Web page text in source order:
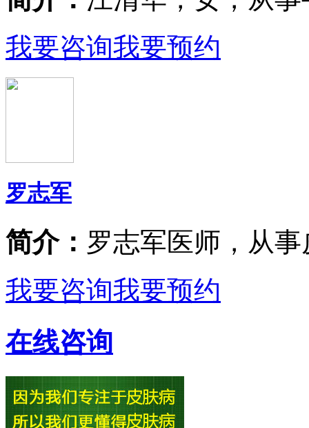
我要咨询我要预约
罗志军
简介： 罗志军医师，从事
我要咨询我要预约
在线咨询